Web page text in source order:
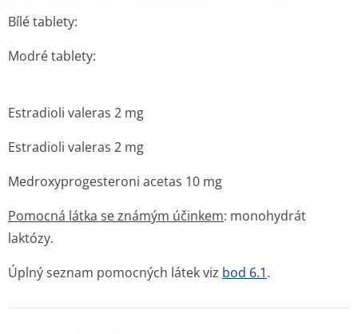
Bílé tablety:
Modré tablety:
Estradioli valeras 2 mg
Estradioli valeras 2 mg
Medroxyprogesteroni acetas 10 mg
Pomocná látka se známým účinkem: monohydrát
laktózy.
Úplný seznam pomocných látek viz bod 6.1.